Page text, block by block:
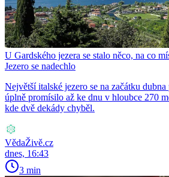
U Gardského jezera se stalo něco, na co
Jezero se nadechlo
Největší italské jezero se na začátku
úplně promísilo až ke dnu v hloubce 270
kde dvě dekády chyběl.
VědaŽivě.cz
dnes, 16:43
3 min